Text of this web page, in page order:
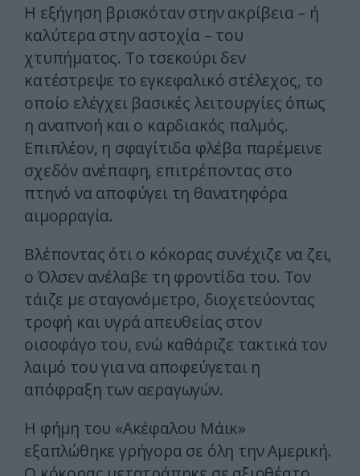
Η εξήγηση βρισκόταν στην ακρίβεια – ή
καλύτερα στην αστοχία – του
χτυπήματος. Το τσεκούρι δεν
κατέστρεψε το εγκεφαλικό στέλεχος, το
οποίο ελέγχει βασικές λειτουργίες όπως
η αναπνοή και ο καρδιακός παλμός.
Επιπλέον, η σφαγίτιδα φλέβα παρέμεινε
σχεδόν ανέπαφη, επιτρέποντας στο
πτηνό να αποφύγει τη θανατηφόρα
αιμορραγία.
Βλέποντας ότι ο κόκορας συνέχιζε να ζει,
ο Όλσεν ανέλαβε τη φροντίδα του. Τον
τάιζε με σταγονόμετρο, διοχετεύοντας
τροφή και υγρά απευθείας στον
οισοφάγο του, ενώ καθάριζε τακτικά τον
λαιμό του για να αποφεύγεται η
απόφραξη των αεραγωγών.
Η φήμη του «Ακέφαλου Μάικ»
εξαπλώθηκε γρήγορα σε όλη την Αμερική.